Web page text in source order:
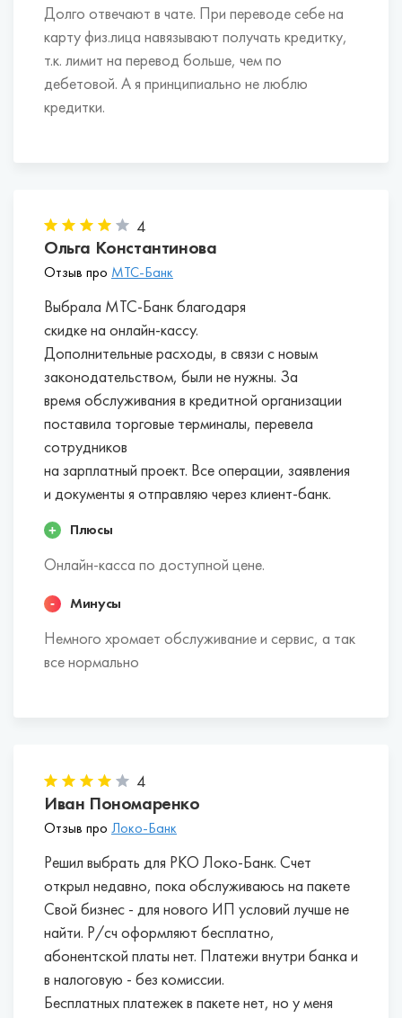
Долго отвечают в чате. При переводе себе на
карту физ.лица навязывают получать кредитку,
т.к. лимит на перевод больше, чем по
дебетовой. А я принципиально не люблю
кредитки.
4
Ольга Константинова
Отзыв про МТС-Банк
Выбрала МТС-Банк благодаря
скидке на онлайн-кассу.
Дополнительные расходы, в связи с новым
законодательством, были не нужны. За
время обслуживания в кредитной организации
поставила торговые терминалы, перевела
сотрудников
на зарплатный проект. Все операции, заявления
и документы я отправляю через клиент-банк.
Плюсы
Онлайн-касса по доступной цене.
Минусы
Немного хромает обслуживание и сервис, а так
все нормально
4
Иван Пономаренко
Отзыв про Локо-Банк
Решил выбрать для РКО Локо-Банк. Счет
открыл недавно, пока обслуживаюсь на пакете
Свой бизнес - для нового ИП условий лучше не
найти. Р/сч оформляют бесплатно,
абонентской платы нет. Платежи внутри банка и
в налоговую - без комиссии.
Бесплатных платежек в пакете нет, но у меня